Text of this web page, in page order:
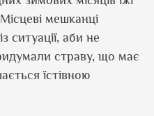
мешканці
ситуації, аби не
страву, що має
їстівною